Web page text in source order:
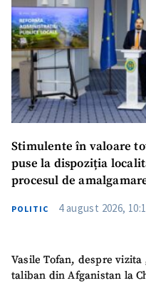
Stimulente în valoare
puse la dispoziția
procesul de
POLITIC 4 august 2026,
Vasile Tofan, despre
taliban din Afganistan la